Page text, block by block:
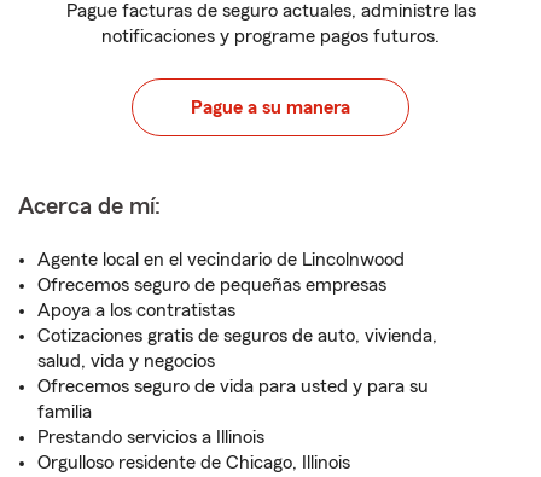
Pague facturas de seguro actuales, administre las
notificaciones y programe pagos futuros.
Pague a su manera
Acerca de mí:
Agente local en el vecindario de Lincolnwood
Ofrecemos seguro de pequeñas empresas
Apoya a los contratistas
Cotizaciones gratis de seguros de auto, vivienda,
salud, vida y negocios
Ofrecemos seguro de vida para usted y para su
familia
Prestando servicios a Illinois
Orgulloso residente de Chicago, Illinois